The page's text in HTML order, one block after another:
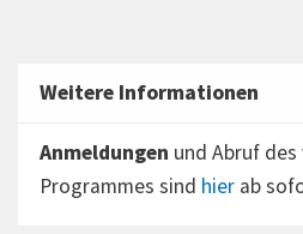
Weitere Informationen
Anmeldungen und Abruf
Programmes sind hierab